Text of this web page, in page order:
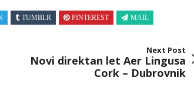
TUMBLR PINTEREST MAIL
Next Post
Novi direktan let Aer Lingusa
Cork – Dubrovnik